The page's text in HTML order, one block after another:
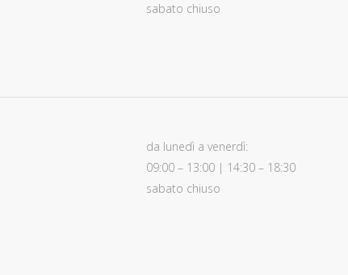
sabato chiuso
da lunedì a venerdì:
09:00 – 13:00 | 14:30 – 18:30
sabato chiuso